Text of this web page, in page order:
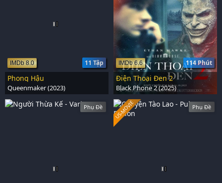
11 Tập
IMDb 8.0
Phong Hậu
Queenmaker (2023)
114 Phút
IMDb 6.6
Điện Thoại Đen 2
Black Phone 2 (2025)
Phụ Đề Phụ Đề
US-MOVIE